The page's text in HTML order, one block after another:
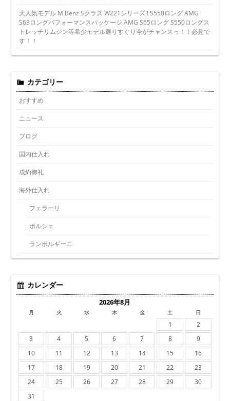
大人気モデル M.Benz Sクラス W221シリーズ!! S550ロング AMG
S63ロングパフォーマンスパッケージ AMG S65ロング S550ロングス
トレッチリムジン等希少モデル選りすぐり今がチャンスっ！！必見で
す！！
カテゴリー
おすすめ
ニュース
ブログ
国内仕入れ
成約御礼
海外仕入れ
フェラーリ
ポルシェ
ランボルギーニ
カレンダー
2026年8月
月 火 水 木 金 土 日
1
2
3
4 5 6 7 8
9
10
11 12 13 14 15
16
17
18 19 20 21 22
23
24
25 26 27 28 29
30
31